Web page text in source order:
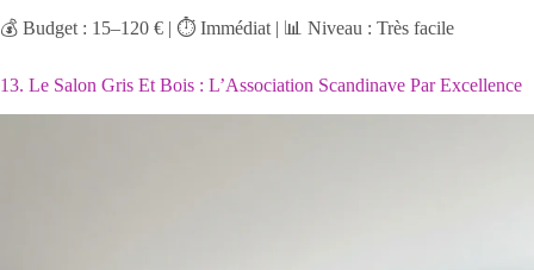
💰 Budget : 15–120 € | ⏱️ Immédiat | 📊 Niveau : Très facile
13. Le Salon Gris Et Bois : L’Association Scandinave Par Excellence